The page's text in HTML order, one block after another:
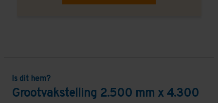
Is dit hem?
Grootvakstelling 2.500 mm x 4.300